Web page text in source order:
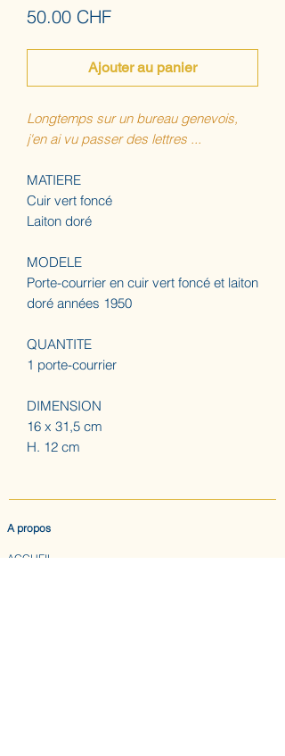
50.00 CHFPrix
Ajouter au panier
Longtemps sur un bureau genevois,
j'en ai vu passer des lettres ...
MATIERE
Cuir vert foncé
Laiton doré
MODELE
Porte-courrier en cuir vert foncé et laiton
doré années 1950
QUANTITE
1 porte-courrier
DIMENSION
16 x 31,5 cm
H. 12 cm
A propos
ACCUEIL